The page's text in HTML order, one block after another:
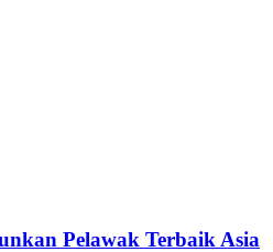
Pelawak Terbaik Asia